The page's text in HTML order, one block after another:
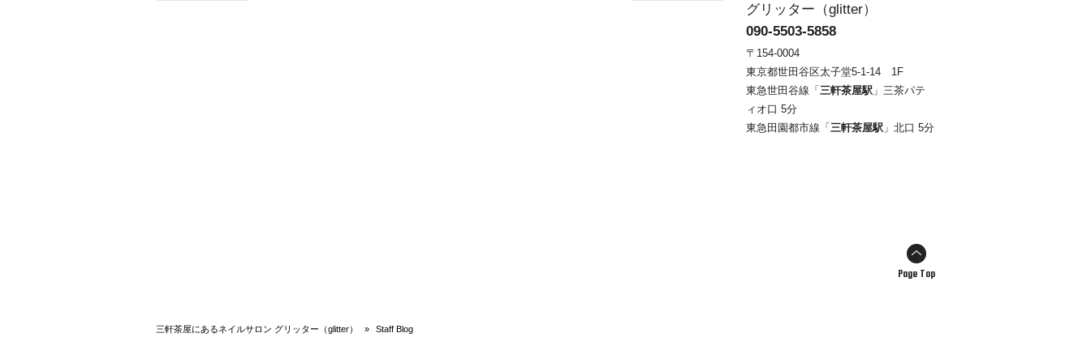
グリッター（glitter）
090-5503-5858
〒154-0004
東京都世田谷区太子堂5-1-14 1F
東急世田谷線「 三軒茶屋駅 」三茶パテ
ィオ口 5分
東急田園都市線「 三軒茶屋駅 」北口 5分
Page Top
三軒茶屋にあるネイルサロン グリッター（glitter） » Staff Blog